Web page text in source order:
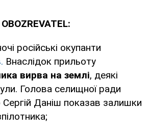
російські окупанти
Внаслідок прильоту
вирва на землі, деякі
Голова селищної ради
Даніш показав залишки